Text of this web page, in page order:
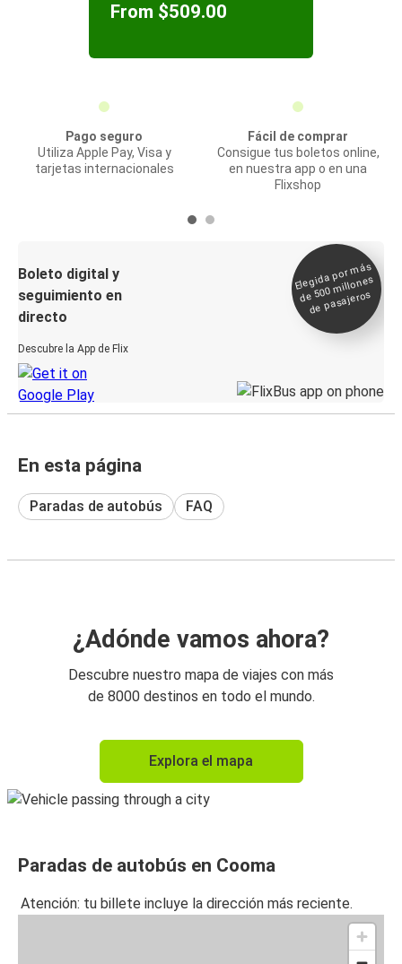
From $509.00
Pago seguro
Utiliza Apple Pay, Visa y
tarjetas internacionales
Fácil de comprar
Consigue tus boletos online,
en nuestra app o en una
Flixshop
Boleto digital y
seguimiento en
directo
Descubre la App de Flix
Elegida por
más
de 500
millones
de pasajeros
En esta página
Paradas de autobús FAQ
¿Adónde vamos ahora?
Descubre nuestro mapa de viajes con más
de 8000 destinos en todo el mundo.
Explora el mapa
Paradas de autobús en Cooma
Atención: tu billete incluye la dirección más reciente.